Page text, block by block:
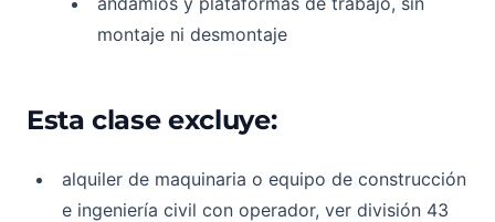
montaje ni desmontaje
Esta clase excluye:
alquiler de maquinaria o equipo de construcción
e ingeniería civil con operador, ver división 43